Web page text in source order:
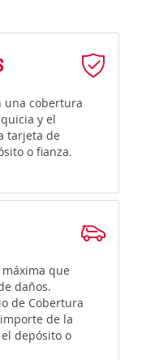
una cobertura
y el
tarjeta de
o fianza.
que
daños.
de Cobertura
de la
depósito o